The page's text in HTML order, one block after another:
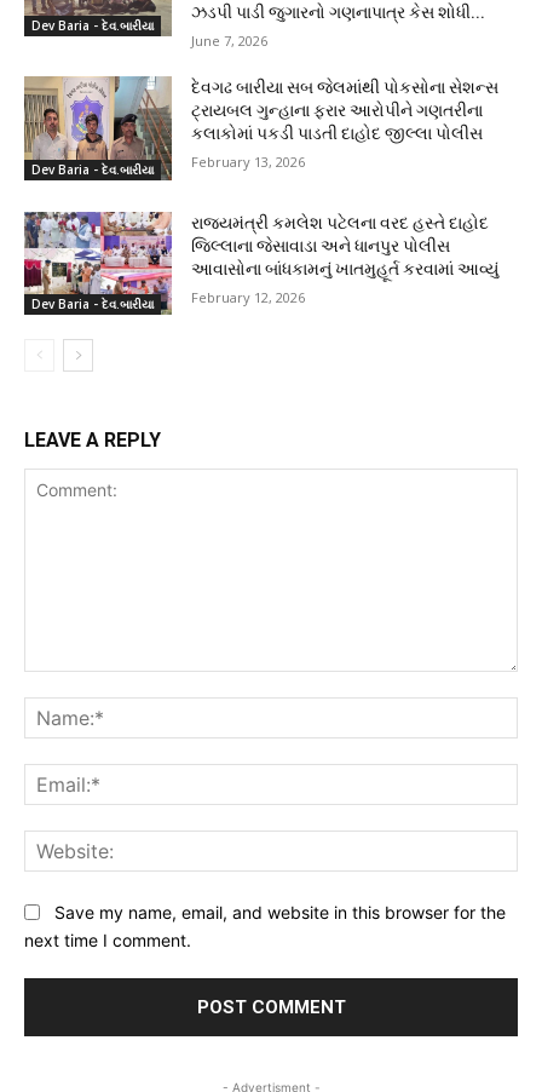
Dev Baria - દેવ.બારીયા
ઝડપી પાડી જુગારનો ગણનાપાત્ર કેસ શોધી...
June 7, 2026
Dev Baria - દેવ.બારીયા
દેવગઢ બારીયા સબ જેલમાંથી પોકસોના સેશન્સ
ટ્રાયબલ ગુન્હાના ફરાર આરોપીને ગણતરીના
કલાકોમાં પકડી પાડતી દાહોદ જીલ્લા પોલીસ
February 13, 2026
Dev Baria - દેવ.બારીયા
રાજ્યમંત્રી કમલેશ પટેલના વરદ હસ્તે દાહોદ
જિલ્લાના જેસાવાડા અને ધાનપુર પોલીસ
આવાસોના બાંધકામનું ખાતમુહૂર્ત કરવામાં આવ્યું
February 12, 2026
LEAVE A REPLY
Save my name, email, and website in this browser for the
next time I comment.
- Advertisment -